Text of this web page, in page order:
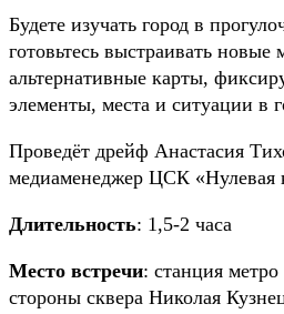
Будете изучать город в
готовьтесь выстраивать
альтернативные карты,
элементы, места и ситуации в
Проведёт дрейф Анастасия
медиаменеджер ЦСК «Нулевая
Длительность: 1,5-2 часа
Место встречи: станция
стороны сквера Николая